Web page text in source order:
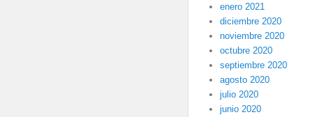
enero 2021
diciembre 2020
noviembre 2020
octubre 2020
septiembre 2020
agosto 2020
julio 2020
junio 2020